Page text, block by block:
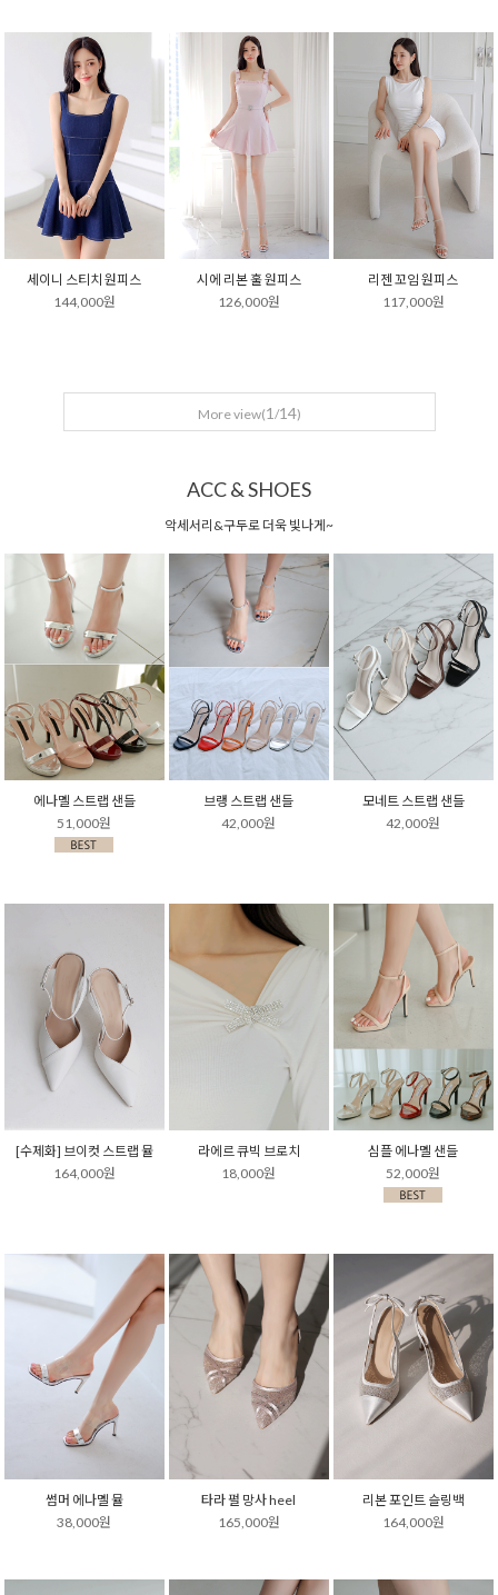
세이니 스티치 원피스
144,000원
시에 리본 훌 원피스
126,000원
리젠 꼬임 원피스
117,000원
More view(1 /14)
ACC & SHOES
악세서리&구두로 더욱 빛나게~
에나멜 스트랩 샌들
51,000원
브랭 스트랩 샌들
42,000원
모네트 스트랩 샌들
42,000원
[수제화] 브이컷 스트랩 뮬
164,000원
라에르 큐빅 브로치
18,000원
심플 에나멜 샌들
52,000원
썸머 에나멜 뮬
38,000원
타라 펄 망사 heel
165,000원
리본 포인트 슬링백
164,000원